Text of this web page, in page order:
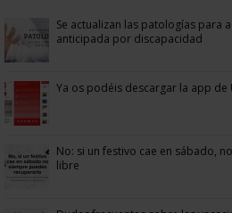
Se actualizan las patologías para
anticipada por discapacidad
Ya os podéis descargar la app de
No: si un festivo cae en sábado,
libre